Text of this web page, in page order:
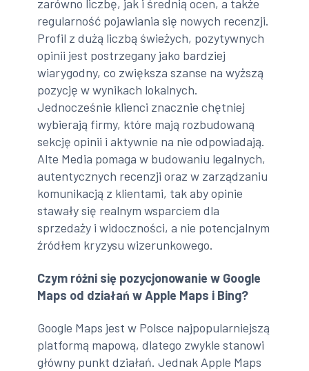
zarówno liczbę, jak i średnią ocen, a także
regularność pojawiania się nowych recenzji.
Profil z dużą liczbą świeżych, pozytywnych
opinii jest postrzegany jako bardziej
wiarygodny, co zwiększa szanse na wyższą
pozycję w wynikach lokalnych.
Jednocześnie klienci znacznie chętniej
wybierają firmy, które mają rozbudowaną
sekcję opinii i aktywnie na nie odpowiadają.
Alte Media pomaga w budowaniu legalnych,
autentycznych recenzji oraz w zarządzaniu
komunikacją z klientami, tak aby opinie
stawały się realnym wsparciem dla
sprzedaży i widoczności, a nie potencjalnym
źródłem kryzysu wizerunkowego.
Czym różni się pozycjonowanie w Google
Maps od działań w Apple Maps i Bing?
Google Maps jest w Polsce najpopularniejszą
platformą mapową, dlatego zwykle stanowi
główny punkt działań. Jednak Apple Maps